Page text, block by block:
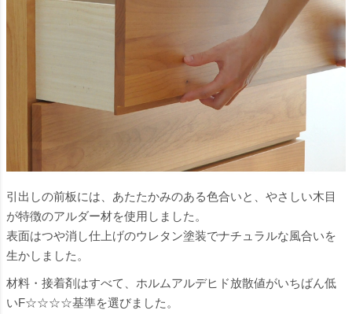
引出しの前板には、あたたかみのある色合いと、やさしい木目
が特徴のアルダー材を使用しました。
表面はつや消し仕上げのウレタン塗装でナチュラルな風合いを
生かしました。
材料・接着剤はすべて、ホルムアルデヒド放散値がいちばん低
いF☆☆☆☆基準を選びました。